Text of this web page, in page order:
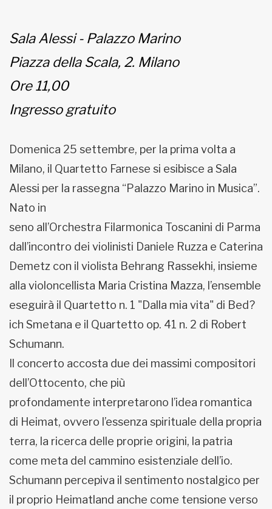
Sala Alessi - Palazzo Marino
Piazza della Scala, 2. Milano
Ore 11,00
Ingresso gratuito
Domenica 25 settembre, per la prima volta a
Milano, il Quartetto Farnese si esibisce a Sala
Alessi per la rassegna “Palazzo Marino in Musica”.
Nato in
seno all’Orchestra Filarmonica Toscanini di Parma
dall’incontro dei violinisti Daniele Ruzza e Caterina
Demetz con il violista Behrang Rassekhi, insieme
alla violoncellista Maria Cristina Mazza, l’ensemble
eseguirà il Quartetto n. 1 "Dalla mia vita" di Bed?
ich Smetana e il Quartetto op. 41 n. 2 di Robert
Schumann.
Il concerto accosta due dei massimi compositori
dell’Ottocento, che più
profondamente interpretarono l’idea romantica
di Heimat, ovvero l’essenza spirituale della propria
terra, la ricerca delle proprie origini, la patria
come meta del cammino esistenziale dell’io.
Schumann percepiva il sentimento nostalgico per
il proprio Heimatland anche come tensione verso